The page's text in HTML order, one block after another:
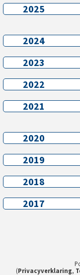
2025
2025
2024
2024
2023
2023
2022
2022
2021
2021
2020
2020
2019
2019
2018
2018
2017
2017
(Privacyverklaring,